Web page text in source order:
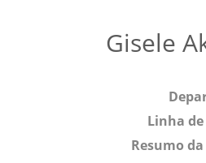
Gisele
Linha
Resumo